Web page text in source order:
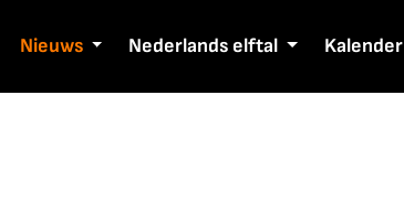
Nieuws Nederlands elftal Kalender